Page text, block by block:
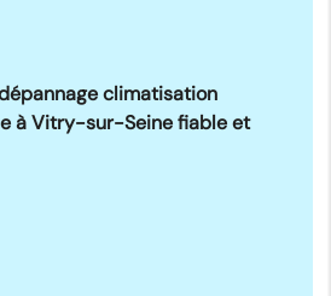
climatisation
à Vitry-sur-Seine fiable et